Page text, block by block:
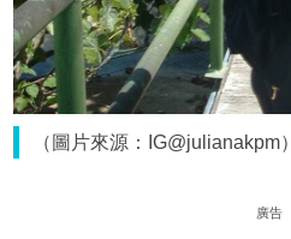
（圖片來源：IG@julianakpm）
廣告